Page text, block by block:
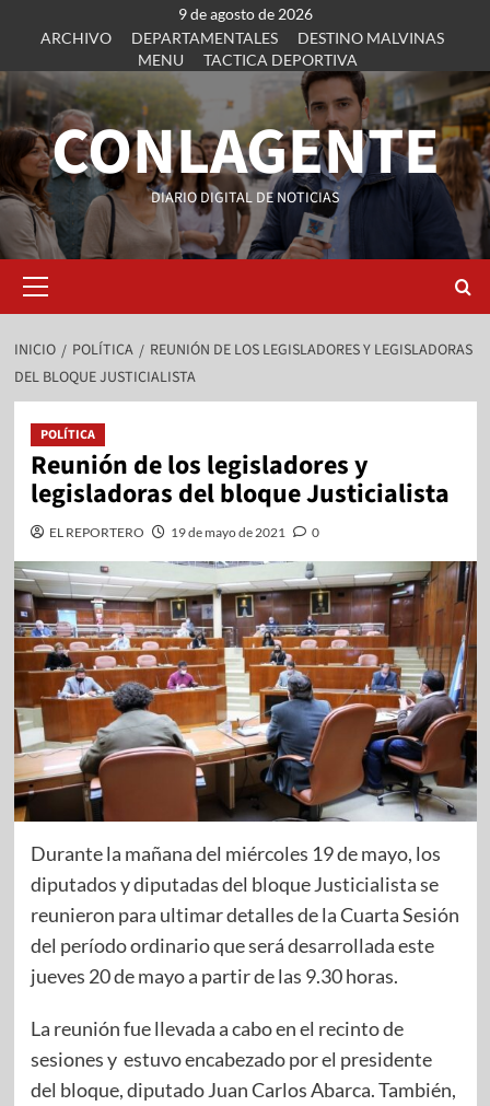
9 de agosto de 2026
ARCHIVO
DEPARTAMENTALES
DESTINO MALVINAS
MENU
TACTICA DEPORTIVA
CONLAGENTE
DIARIO DIGITAL DE NOTICIAS
INICIO POLÍTICA
REUNIÓN DE LOS LEGISLADORES Y LEGISLADORAS
DEL BLOQUE JUSTICIALISTA
POLÍTICA
Reunión de los legisladores y
legisladoras del bloque Justicialista
EL REPORTERO 19 de mayo de 2021 0
Durante la mañana del miércoles 19 de mayo, los
diputados y diputadas del bloque Justicialista se
reunieron para ultimar detalles de la Cuarta Sesión
del período ordinario que será desarrollada este
jueves 20 de mayo a partir de las 9.30 horas.
La reunión fue llevada a cabo en el recinto de
sesiones y estuvo encabezado por el presidente
del bloque, diputado Juan Carlos Abarca. También,